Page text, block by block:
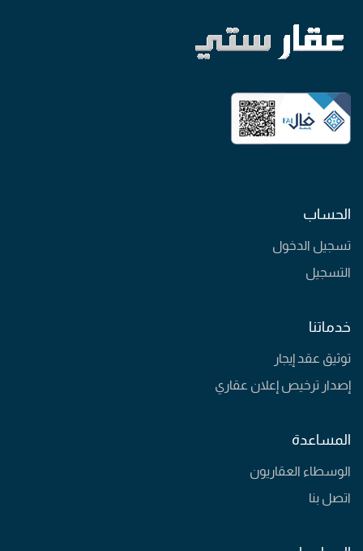
الحساب
تسجيل الدخول
التسجيل
خدماتنا
توثيق عقد إيجار
إصدار ترخيص إعلان عقاري
المساعدة
الوسطاء العقاريون
اتصل بنا